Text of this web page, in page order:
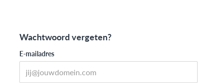
Wachtwoord vergeten?
E-mailadres